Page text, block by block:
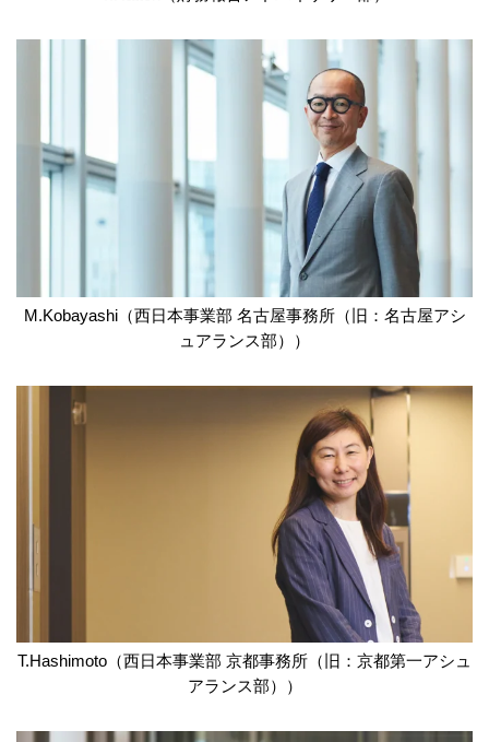
M.Kobayashi（西日本事業部 名古屋事務所（旧：名古屋アシ
ュアランス部））
T.Hashimoto（西日本事業部 京都事務所（旧：京都第一アシュ
アランス部））